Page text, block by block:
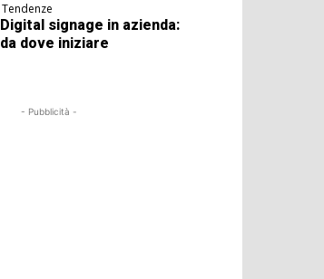
Tendenze
Digital signage in azienda:
da dove iniziare
- Pubblicità -